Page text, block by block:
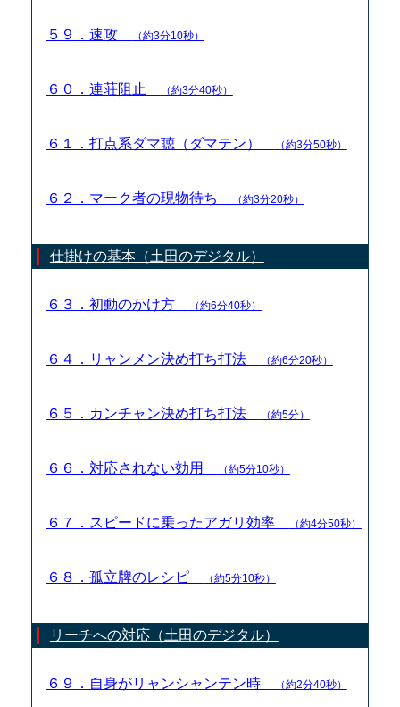
５９．速攻 （約3分10秒）
６０．連荘阻止 （約3分40秒）
６１．打点系ダマ聴（ダマテン） （約3分50秒）
６２．マーク者の現物待ち （約3分20秒）
仕掛けの基本（土田のデジタル）
６３．初動のかけ方 （約6分40秒）
６４．リャンメン決め打ち打法 （約6分20秒）
６５．カンチャン決め打ち打法 （約5分）
６６．対応されない効用 （約5分10秒）
６７．スピードに乗ったアガリ効率 （約4分50秒）
６８．孤立牌のレシピ （約5分10秒）
リーチへの対応（土田のデジタル）
６９．自身がリャンシャンテン時 （約2分40秒）